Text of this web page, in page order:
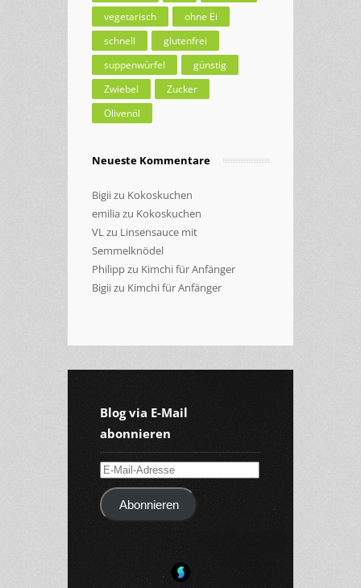
vegetarisch
ohne Ei
schnell
glutenfrei
suppenwürfel
günstig
Zwiebel
Zucker
Olivenöl
Neueste Kommentare
Bigiizu Kokoskuchen
emilia zu Kokoskuchen
VLzu Linsensauce mit
Semmelknödel
Philippzu Kimchi für Anfänger
Bigiizu Kimchi für Anfänger
Blog via E-Mail
abonnieren
E-
Mail-
AdresseAbonnieren